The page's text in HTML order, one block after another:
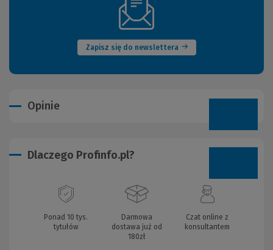
Zapisz się do newslettera
(Nowe
okno)
Opinie
Dlaczego Profinfo.pl?
Ponad 10 tys.
tytułów
Darmowa
dostawa już od
180zł
Czat online z
konsultantem